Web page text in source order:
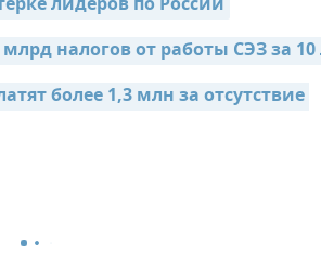
налогов от работы СЭЗ за 10
более 1,3 млн за отсутствие